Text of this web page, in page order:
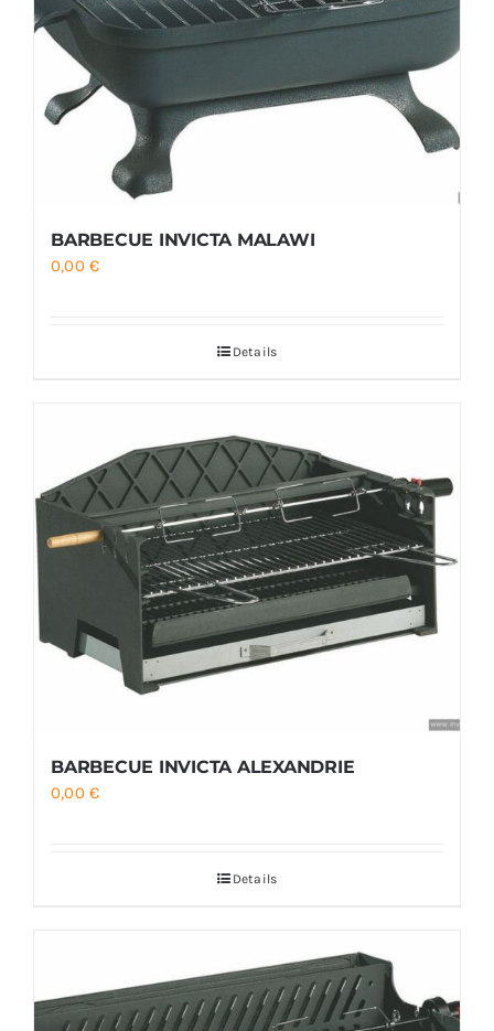
BARBECUE INVICTA MALAWI
0,00€
Details
BARBECUE INVICTA ALEXANDRIE
0,00€
Details